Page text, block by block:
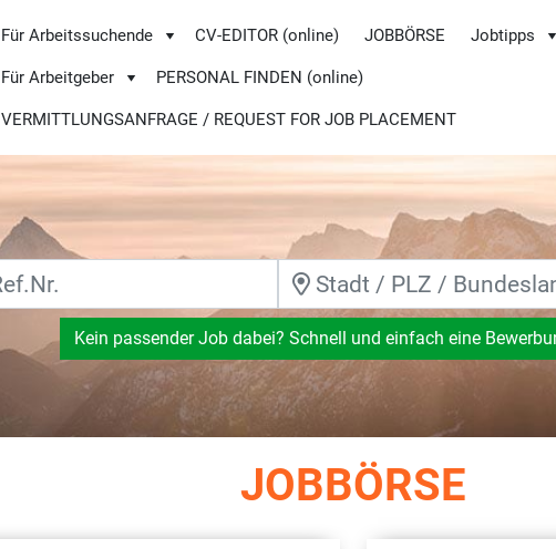
Für Arbeitssuchende CV-EDITOR (online) JOBBÖRSE Jobtipps
Für Arbeitgeber PERSONAL FINDEN (online)
VERMITTLUNGSANFRAGE / REQUEST FOR JOB PLACEMENT
Kein passender Job dabei? Schnell und einfach eine
JOBBÖRSE